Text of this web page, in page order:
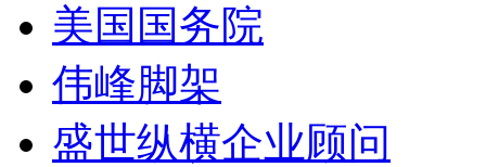
美国国务院
伟峰脚架
盛世纵横企业顾问